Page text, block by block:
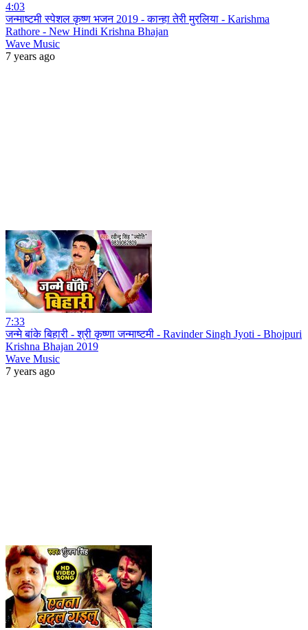
4:03
जन्माष्टमी स्पेशल कृष्ण भजन 2019 - कान्हा तेरी मुरलिया - Karishma
Rathore - New Hindi Krishna Bhajan
Wave Music
7 years ago
7:33
जन्मे बांके बिहारी - श्री कृष्णा जन्माष्टमी - Ravinder Singh Jyoti - Bhojpuri
Krishna Bhajan 2019
Wave Music
7 years ago